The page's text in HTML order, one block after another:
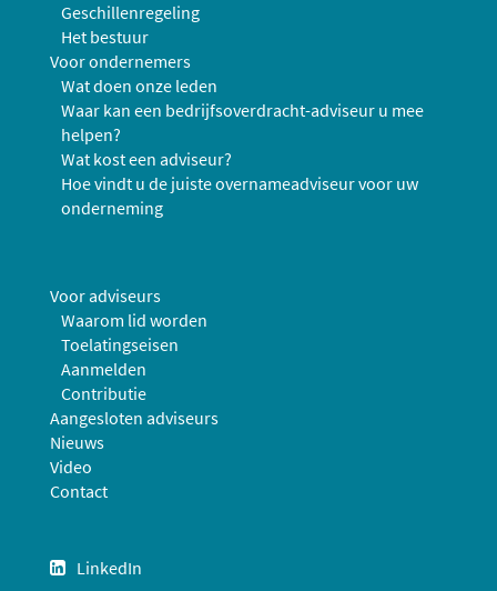
Geschillenregeling
Het bestuur
Voor ondernemers
Wat doen onze leden
Waar kan een bedrijfsoverdracht-adviseur u mee
helpen?
Wat kost een adviseur?
Hoe vindt u de juiste overnameadviseur voor uw
onderneming
Voor adviseurs
Waarom lid worden
Toelatingseisen
Aanmelden
Contributie
Aangesloten adviseurs
Nieuws
Video
Contact
LinkedIn